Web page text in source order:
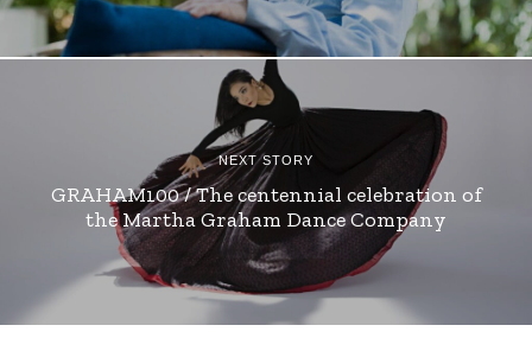
NEXT STORY
GRAHAM100 / The centennial celebration of
the Martha Graham Dance Company